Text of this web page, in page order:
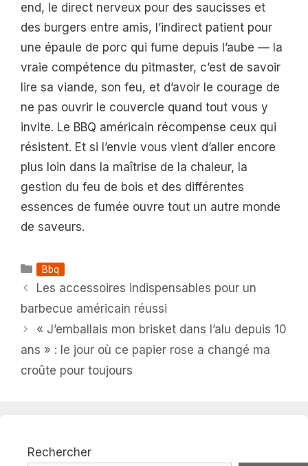
end, le direct nerveux pour des saucisses et
des burgers entre amis, l’indirect patient pour
une épaule de porc qui fume depuis l’aube — la
vraie compétence du pitmaster, c’est de savoir
lire sa viande, son feu, et d’avoir le courage de
ne pas ouvrir le couvercle quand tout vous y
invite. Le BBQ américain récompense ceux qui
résistent. Et si l’envie vous vient d’aller encore
plus loin dans la maîtrise de la chaleur, la
gestion du feu de bois et des différentes
essences de fumée ouvre tout un autre monde
de saveurs.
Catégories
Bbq
Les accessoires indispensables pour un
barbecue américain réussi
« J’emballais mon brisket dans l’alu depuis 10
ans » : le jour où ce papier rose a changé ma
croûte pour toujours
Rechercher